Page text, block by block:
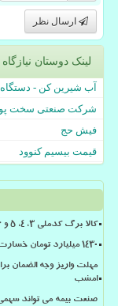
ارسال نظر
لینک دوستان نیازگاه
آب شیرین کن -
شرکت صنعتی سخت
فیش حج
قیمت بیسیم کنوود
کالا برگ کدملی 3، 4، 5 و 6 شارژ شد
۱۴۳۰ میلیارد تومان خسارت به مالکان خودرو های لطمه دیده جنگ پرداخت گردید
امشب
صنعت بیمه می تواند